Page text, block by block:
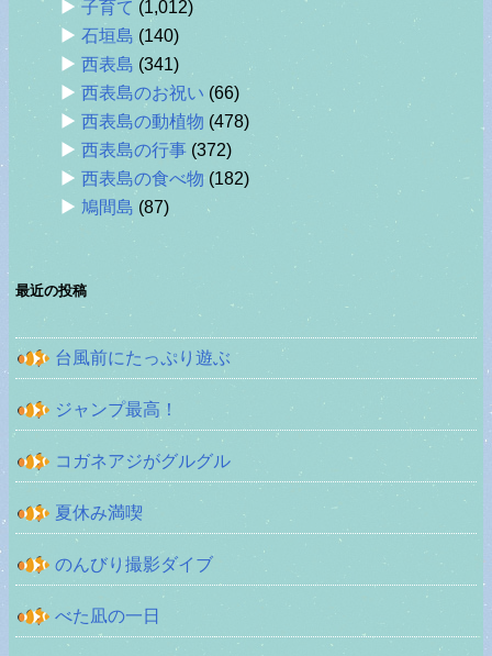
子育て (1,012)
石垣島 (140)
西表島 (341)
西表島のお祝い (66)
西表島の動植物 (478)
西表島の行事 (372)
西表島の食べ物 (182)
鳩間島 (87)
最近の投稿
台風前にたっぷり遊ぶ
ジャンプ最高！
コガネアジがグルグル
夏休み満喫
のんびり撮影ダイブ
べた凪の一日